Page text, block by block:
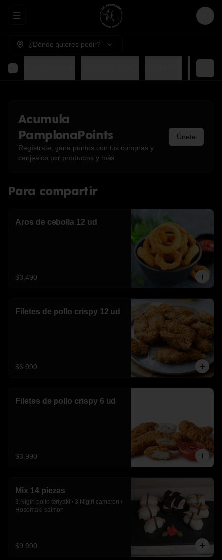
Abrir menu de navegación Login
¿Dónde quieres pedir?
Acumula
PamplonaPoints
Regístrate, gana puntos con tus compras y
canjealos por productos y más
Únete
Para compartir
Aros de cebolla 12 ud
$3.490
Filetes de pollo crispy 12 ud
$6.990
Filetes de pollo crispy 6 ud
$3.990
Mix 14 piezas
3 Nigiri pollo teriyaki / 3 Nigiri camaron /
Hosomaki salmon
$9.990